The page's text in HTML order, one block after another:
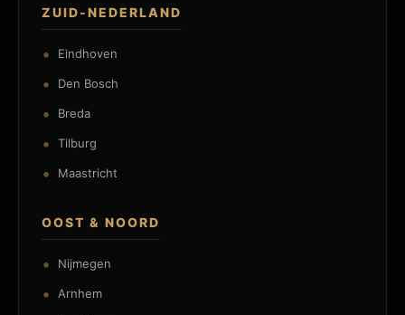
ZUID-NEDERLAND
Eindhoven
Den Bosch
Breda
Tilburg
Maastricht
OOST & NOORD
Nijmegen
Arnhem